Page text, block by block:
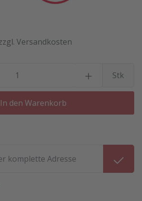
Versandkosten
Stk
In den Warenkorb